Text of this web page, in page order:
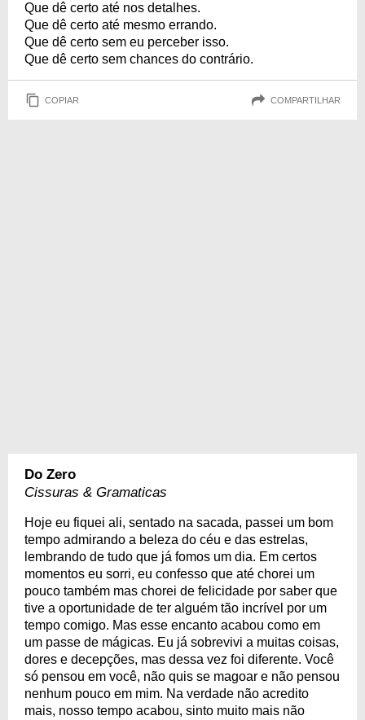
Que dê certo até nos detalhes.
Que dê certo até mesmo errando.
Que dê certo sem eu perceber isso.
Que dê certo sem chances do contrário.
COPIAR COMPARTILHAR
Do Zero
Cissuras & Gramaticas
Hoje eu fiquei ali, sentado na sacada, passei um bom
tempo admirando a beleza do céu e das estrelas,
lembrando de tudo que já fomos um dia. Em certos
momentos eu sorri, eu confesso que até chorei um
pouco também mas chorei de felicidade por saber que
tive a oportunidade de ter alguém tão incrível por um
tempo comigo. Mas esse encanto acabou como em
um passe de mágicas. Eu já sobrevivi a muitas coisas,
dores e decepções, mas dessa vez foi diferente. Você
só pensou em você, não quis se magoar e não pensou
nenhum pouco em mim. Na verdade não acredito
mais, nosso tempo acabou, sinto muito mais não